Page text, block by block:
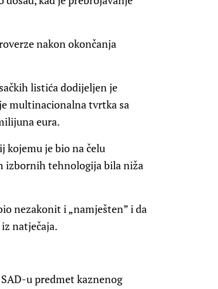
nakon okončanja
listića dodijeljen je
multinacionalna tvrtka sa
eura.
kojemu je bio na čelu
izbornih tehnologija bila niža
nezakonit i „namješten” i da
natječaja.
u predmet kaznenog